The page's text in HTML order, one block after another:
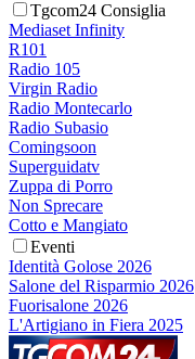
Tgcom24 Consiglia
Mediaset Infinity
R101
Radio 105
Virgin Radio
Radio Montecarlo
Radio Subasio
Comingsoon
Superguidatv
Zuppa di Porro
Non Sprecare
Cotto e Mangiato
Eventi
Identità Golose 2026
Salone del Risparmio 2026
Fuorisalone 2026
L'Artigiano in Fiera 2025